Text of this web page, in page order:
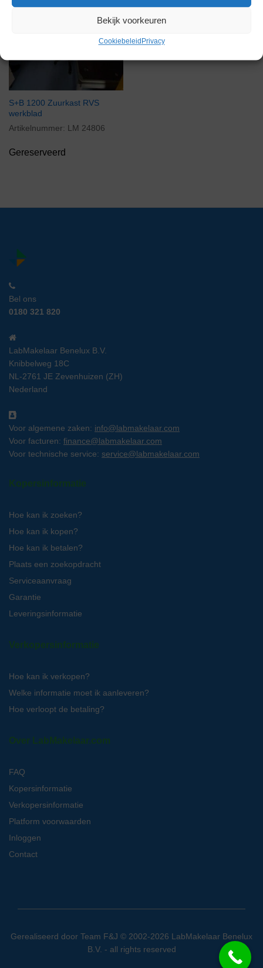
Bekijk voorkeuren
Cookiebeleid Privacy
S+B 1200 Zuurkast RVS
werkblad
Artikelnummer: LM 24806
Gereserveerd
Bel ons
0180 321 820
LabMakelaar Benelux B.V.
Knibbelweg 18C
NL-2761 JE Zevenhuizen (ZH)
Nederland
Voor algemene zaken: info@labmakelaar.com
Voor facturen: finance@labmakelaar.com
Voor technische service: service@labmakelaar.com
Kopersinformatie
Hoe kan ik zoeken?
Hoe kan ik kopen?
Hoe kan ik betalen?
Plaats een zoekopdracht
Serviceaanvraag
Garantie
Leveringsinformatie
Verkopersinformatie
Hoe kan ik verkopen?
Welke informatie moet ik aanleveren?
Hoe verloopt de betaling?
Over LabMakelaar.com
FAQ
Kopersinformatie
Verkopersinformatie
Platform voorwaarden
Inloggen
Contact
Gerealiseerd door Team F&J © 2002-2026 LabMakelaar Benelux
B.V. - all rights reserved